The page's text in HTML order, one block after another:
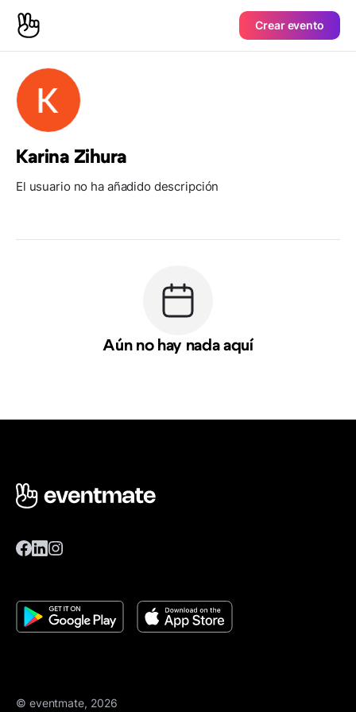
Crear evento
Karina Zihura
El usuario no ha añadido descripción
Aún no hay nada aquí
© eventmate, 2026